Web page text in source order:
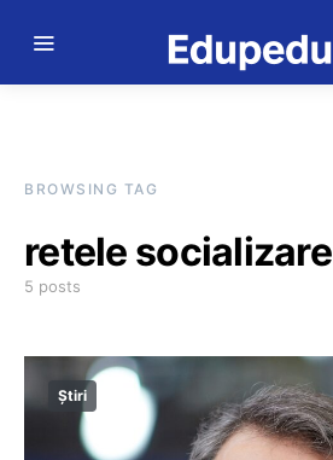
BROWSING TAG
retele socializare
5 posts
Știri